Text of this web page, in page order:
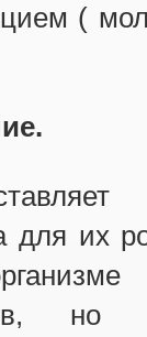
(
для их
но